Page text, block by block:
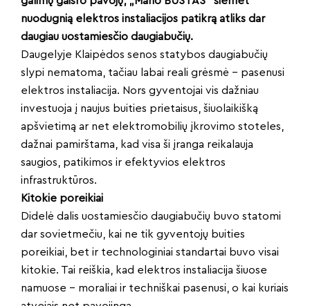
nuodugnią elektros instaliacijos patikrą atliks dar
daugiau uostamiesčio daugiabučių.
Daugelyje Klaipėdos senos statybos daugiabučių
slypi nematoma, tačiau labai reali grėsmė – pasenusi
elektros instaliacija. Nors gyventojai vis dažniau
investuoja į naujus buities prietaisus, šiuolaikišką
apšvietimą ar net elektromobilių įkrovimo stoteles,
dažnai pamirštama, kad visa ši įranga reikalauja
saugios, patikimos ir efektyvios elektros
infrastruktūros.
Kitokie poreikiai
Didelė dalis uostamiesčio daugiabučių buvo statomi
dar sovietmečiu, kai ne tik gyventojų buities
poreikiai, bet ir technologiniai standartai buvo visai
kitokie. Tai reiškia, kad elektros instaliacija šiuose
namuose – moraliai ir techniškai pasenusi, o kai kuriais